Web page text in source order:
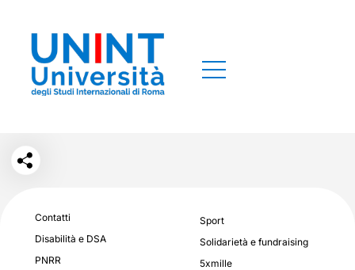
Contatti
Disabilità e DSA
PNRR
Sport
Solidarietà e fundraising
5xmille